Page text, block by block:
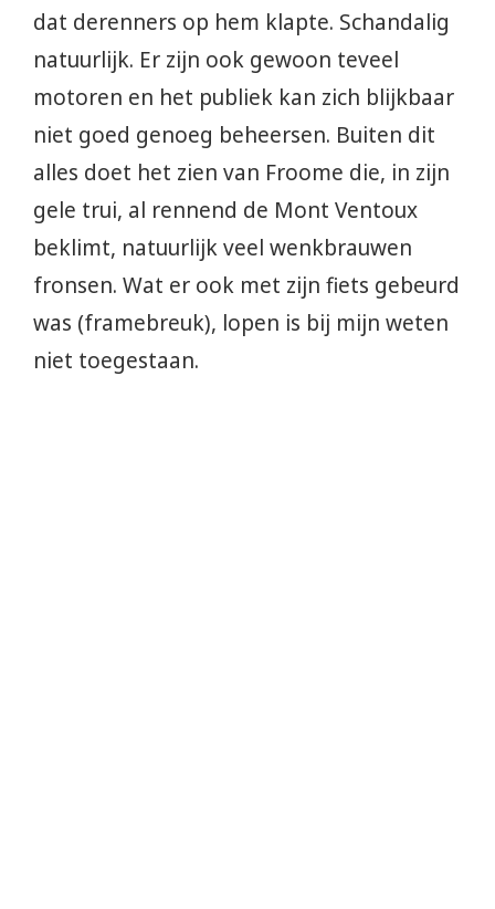
dat derenners op hem klapte. Schandalig
natuurlijk. Er zijn ook gewoon teveel
motoren en het publiek kan zich blijkbaar
niet goed genoeg beheersen. Buiten dit
alles doet het zien van Froome die, in zijn
gele trui, al rennend de Mont Ventoux
beklimt, natuurlijk veel wenkbrauwen
fronsen. Wat er ook met zijn fiets gebeurd
was (framebreuk), lopen is bij mijn weten
niet toegestaan.